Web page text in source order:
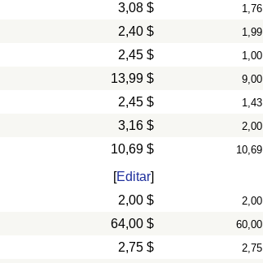
3,08 $ 1,76
2,40 $ 1,99
2,45 $ 1,00
13,99 $ 9,00
2,45 $ 1,43
3,16 $ 2,00
10,69 $ 10,69
[Editar]
2,00 $ 2,00
64,00 $ 60,00
2,75 $ 2,75